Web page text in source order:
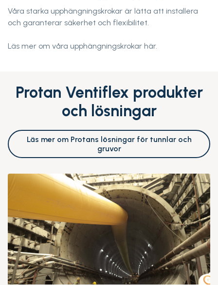
Våra starka upphängningskrokar är lätta att installera
och garanterar säkerhet och flexibilitet.
Läs mer om våra upphängningskrokar här.
Protan Ventiflex produkter
och lösningar
Läs mer om Protans lösningar för tunnlar och
gruvor